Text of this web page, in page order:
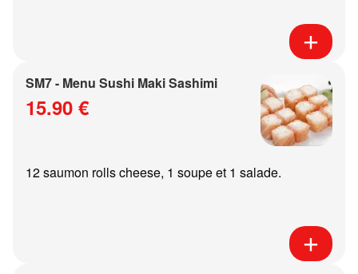
SM7 - Menu Sushi Maki Sashimi
15.90 €
12 saumon rolls cheese, 1 soupe et 1 salade.